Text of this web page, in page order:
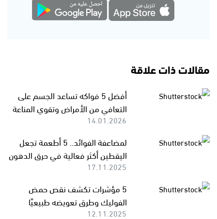
مقالات ذات علاقة
أفضل 5 فواكه تساعد الجسم على
التعافي من الأمراض وتقوي المناعة
14.01.2026
لمضاعفة الفوائد.. 5 أطعمة تجعل
اليقطين أكثر فعالية في حرق الدهون
17.11.2025
5 مؤشرات تكشف نقص حمض
الفوليك وطرق تعويضه طبيعيًا
12.11.2025